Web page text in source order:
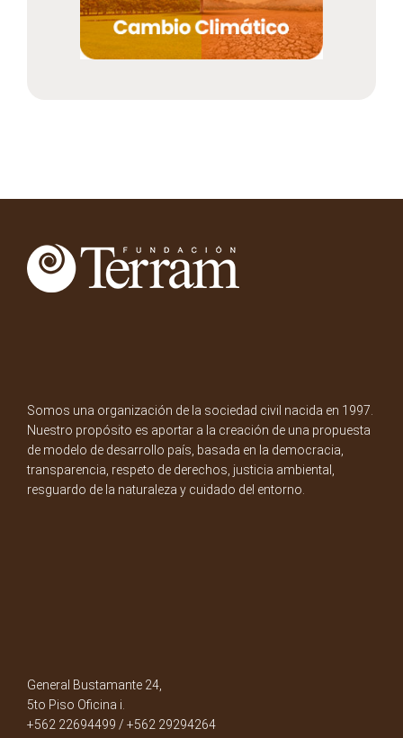
Somos una organización de la sociedad civil nacida en 1997.
Nuestro propósito es aportar a la creación de una propuesta
de modelo de desarrollo país, basada en la democracia,
transparencia, respeto de derechos, justicia ambiental,
resguardo de la naturaleza y cuidado del entorno.
General Bustamante 24,
5to Piso Oficina i.
+562 22694499 / +562 29294264